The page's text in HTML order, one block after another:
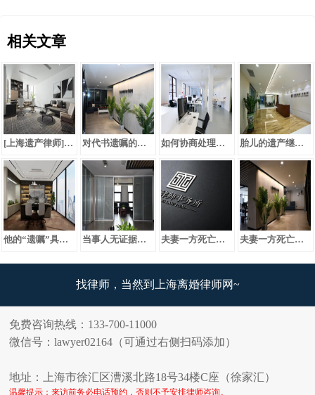
相关文章
[上海遗产律师]如何依法解决遗产分配问题？ 对代书遗嘱的内容如何合理分配 如何协商处理遗产分割问题 胎儿的遗产继承问题
他的“遗嘱”具有法律效力吗？ 当事人无证据支持主张时如何处理 夫妻一方死亡后遗产与债务问题如何解决 夫妻一方死亡后遗产与债务问题如何解决
找律师，当然到上海离婚律师网~
免费咨询热线：133-700-11000
微信号：lawyer02164（可通过右侧扫码添加）
地址：上海市徐汇区漕溪北路18号34楼C座（徐家汇）
温馨提示：来访前务必电话预约，否则不予安排律师咨询。